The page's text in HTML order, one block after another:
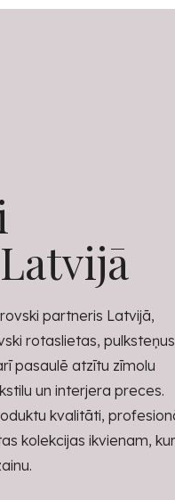
partneris Latvijā,
rotaslietas,
pasaulē atzītu zīmolu
un interjera preces.
kvalitāti,
kolekcijas ikvienam,